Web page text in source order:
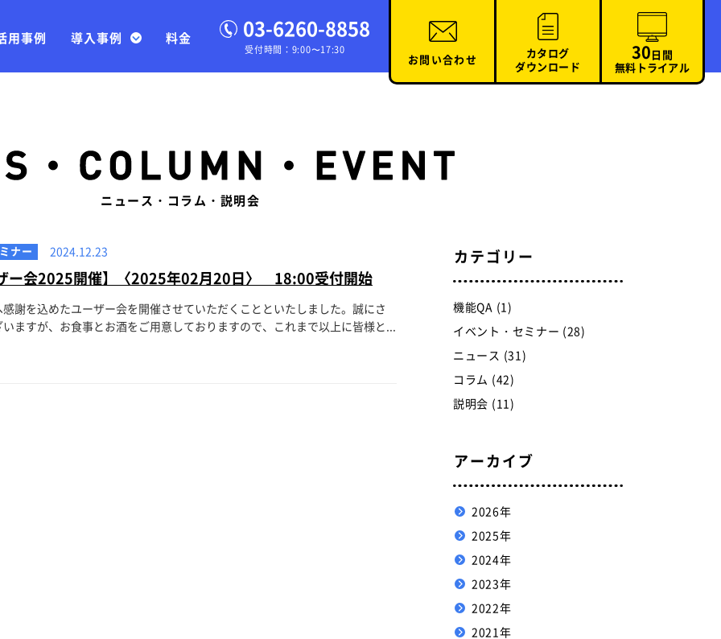
用事例 導入事例 料金 03-6260-8858
受付時間：9:00〜17:30
お問い合わせ
カタログ
ダウンロード
30 日間
無料トライアル
ニュース・コラム・説明会
カテゴリー
機能QA (1)
イベント・セミナー (28)
ニュース (31)
コラム (42)
説明会 (11)
アーカイブ
2026年
2025年
2024年
2023年
2022年
2021年
ナー 2024.12.23
ー会2025開催】〈2025年02月20日〉 18:00受付開始
謝を込めたユーザー会を開催させていただくことといたしました。誠にさ
ますが、お食事とお酒をご用意しておりますので、これまで以上に皆様と...